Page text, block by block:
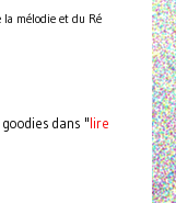
mélodie et du Ré
dans "lire